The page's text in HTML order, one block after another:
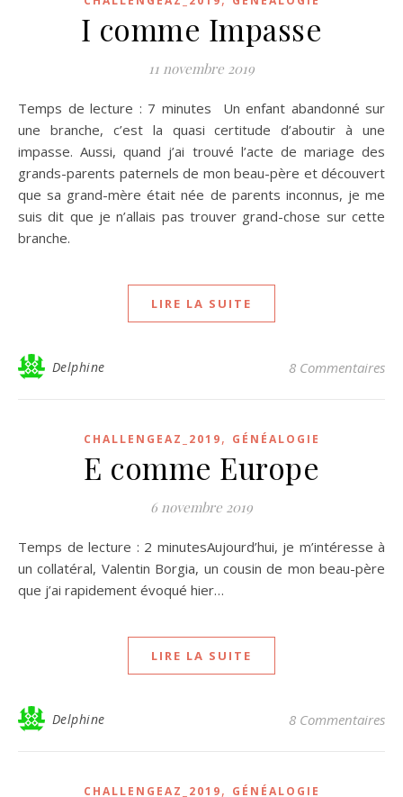
I comme Impasse
11 novembre 2019
Temps de lecture : 7 minutes Un enfant abandonné sur
une branche, c’est la quasi certitude d’aboutir à une
impasse. Aussi, quand j’ai trouvé l’acte de mariage des
grands-parents paternels de mon beau-père et découvert
que sa grand-mère était née de parents inconnus, je me
suis dit que je n’allais pas trouver grand-chose sur cette
branche.
LIRE LA SUITE
Delphine 8 Commentaires
CHALLENGEAZ_2019, GÉNÉALOGIE
E comme Europe
6 novembre 2019
Temps de lecture : 2 minutesAujourd’hui, je m’intéresse à
un collatéral, Valentin Borgia, un cousin de mon beau-père
que j’ai rapidement évoqué hier…
LIRE LA SUITE
Delphine 8 Commentaires
CHALLENGEAZ_2019, GÉNÉALOGIE